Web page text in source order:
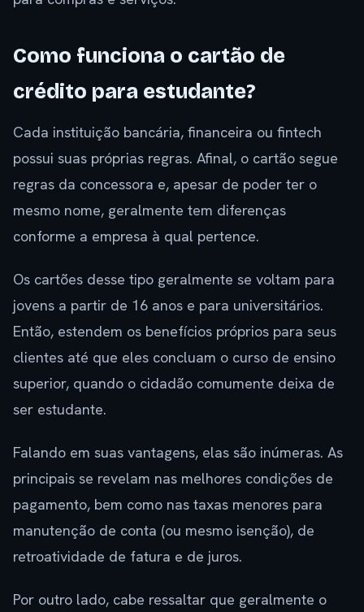
Como funciona o cartão de
crédito para estudante?
Cada instituição bancária, financeira ou fintech
possui suas próprias regras. Afinal, o cartão segue
regras da concessora e, apesar de poder ter o
mesmo nome, geralmente tem diferenças
conforme a empresa à qual pertence.
Os cartões desse tipo geralmente se voltam para
jovens a partir de 16 anos e para universitários.
Então, estendem os benefícios próprios para seus
clientes até que eles concluam o curso de ensino
superior, quando o cidadão comumente deixa de
ser estudante.
Falando em suas vantagens, elas são inúmeras. As
principais se revelam nas melhores condições de
pagamento, bem como nas taxas menores para
manutenção de conta (ou mesmo isenção), de
retroatividade de fatura e de juros.
Por outro lado, cabe ressaltar que geralmente o